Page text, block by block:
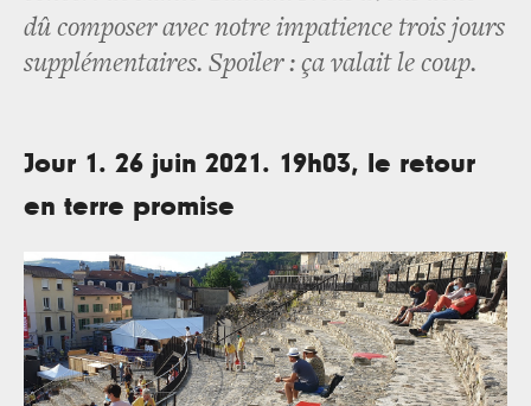
dû composer avec notre impatience trois jours
supplémentaires. Spoiler : ça valait le coup.
Jour 1. 26 juin 2021. 19h03, le retour
en terre promise